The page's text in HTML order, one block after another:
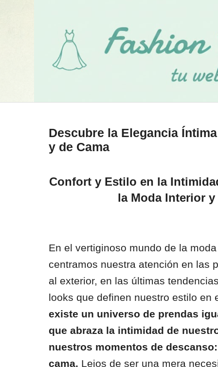
Descubre la Elegancia
y de Cama
Confort y Estilo en la
la Moda Interior y
En el vertiginoso mundo de la
centramos nuestra atención en las
al exterior, en las últimas
looks que definen nuestro estilo en
existe un universo de prendas
que abraza la intimidad de
nuestros momentos de
cama. Lejos de ser una mera